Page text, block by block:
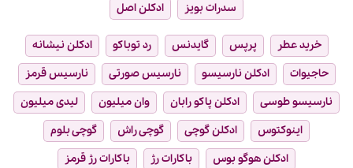
سدرات بویز
ادکلن اصل
خرید عطر پرپس گایدنس رد توباکو
ادکلن نیشانه
حاجیوات
ادکلن نارسیسو نارسیس صورتی
نارسیس قرمز
نارسیسو طوسی
ادکلن پاکو رابان وان میلیون
لیدی میلیون
اینوکتوس
ادکلن گوچی گوچی راش
گوچی بلوم
ادکلن هوگو بوس
باکارات رژ
باکارات رژ قرمز